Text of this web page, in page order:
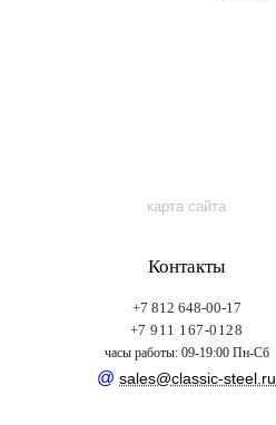
карта сайта
Контакты
+7 812 648-00-17
+7 911 167-0128
часы работы: 09-19:00 Пн-Сб
@ sales@classic-steel.ru